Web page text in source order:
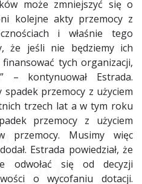
może zmniejszyć się o
kolejne akty przemocy z
i właśnie tego
że jeśli nie będziemy ich
tych organizacji,
kontynuował Estrada.
przemocy z użyciem
trzech lat a w tym roku
przemocy z użyciem
przemocy. Musimy więc
Estrada powiedział, że
odwołać się od decyzji
o wycofaniu dotacji.